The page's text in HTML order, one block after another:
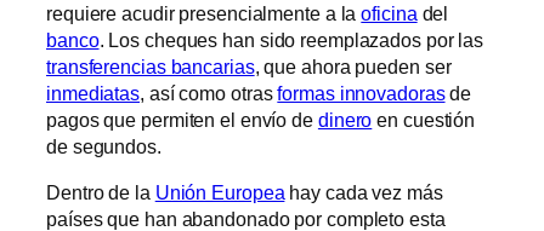
requiere acudir presencialmente a laoficina del
banco. Los cheques han sido reemplazados por las
transferencias bancarias, que ahora pueden ser
inmediatas, así como otrasformas innovadorasde
pagos que permiten el envío de dinero en cuestión
de segundos.
Dentro de la Unión Europea hay cada vez más
países que han abandonado por completo esta